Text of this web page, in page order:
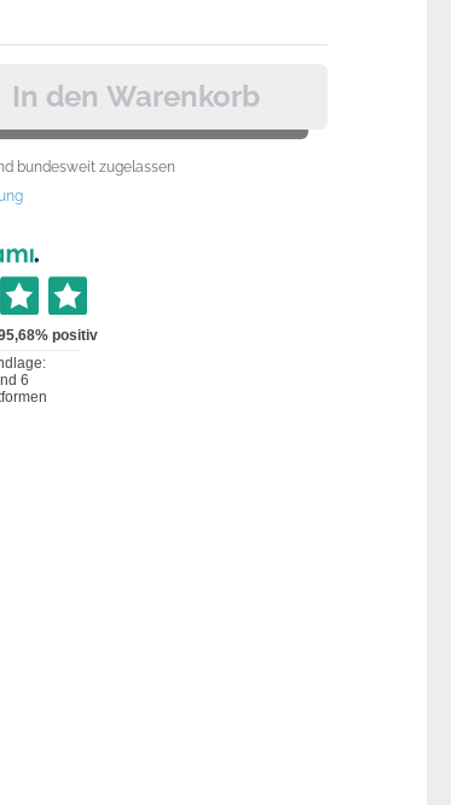
In den Warenkorb
bundesweit zugelassen